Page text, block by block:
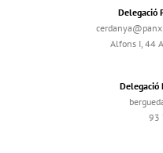
Delegació
Alfons I, 44
Delegació
93